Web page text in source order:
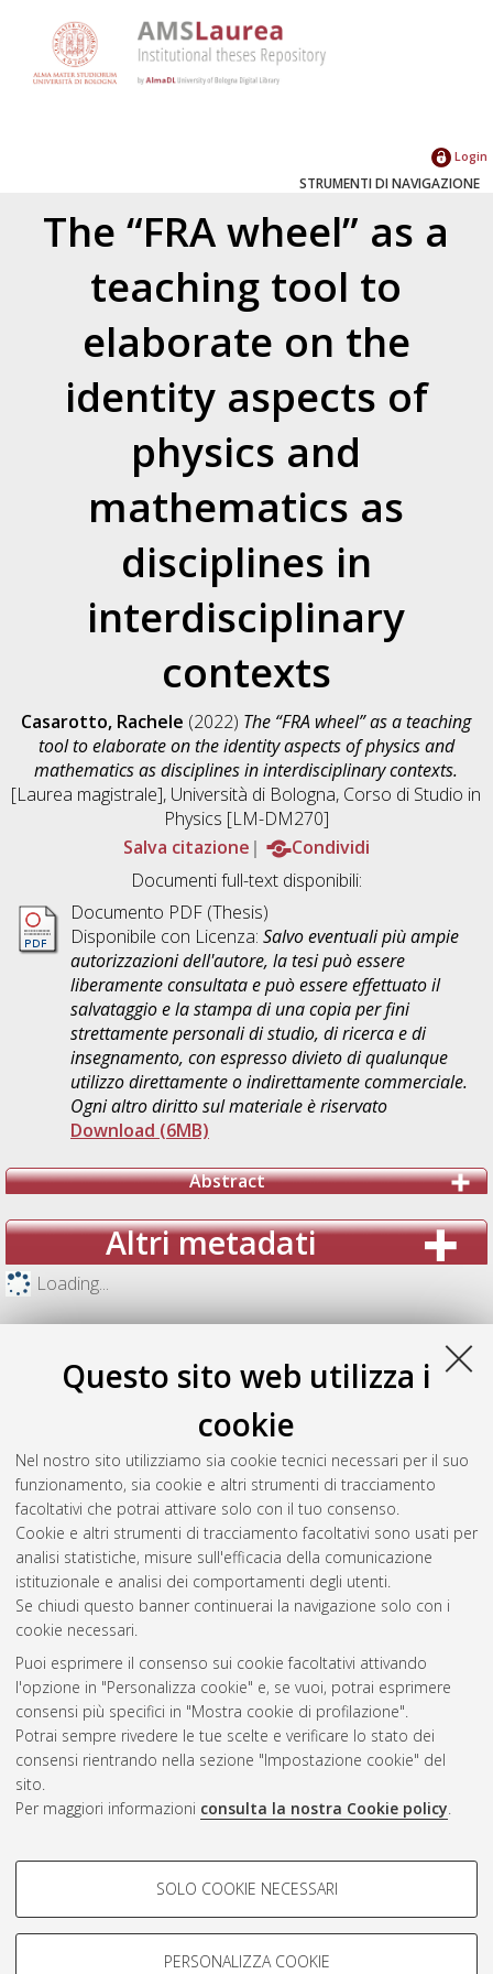
Questo sito web utilizza i
cookie
Nel nostro sito utilizziamo sia cookie tecnici necessari per il suo
funzionamento, sia cookie e altri strumenti di tracciamento
facoltativi che potrai attivare solo con il tuo consenso.
Cookie e altri strumenti di tracciamento facoltativi sono usati per
analisi statistiche, misure sull'efficacia della comunicazione
istituzionale e analisi dei comportamenti degli utenti.
Se chiudi questo banner continuerai la navigazione solo con i
cookie necessari.
Puoi esprimere il consenso sui cookie facoltativi attivando
l'opzione in "Personalizza cookie" e, se vuoi, potrai esprimere
consensi più specifici in "Mostra cookie di profilazione".
Potrai sempre rivedere le tue scelte e verificare lo stato dei
consensi rientrando nella sezione "Impostazione cookie" del
sito.
Per maggiori informazioni consulta la nostra Cookie policy.
COOKIE DI PROFILAZIONE -
Si tratta di cookie utilizzati per analizzare le caratteristiche della
navigazione degli utenti, creare profili in base al loro comportamento
SOLO COOKIE NECESSARI
PERSONALIZZA COOKIE
Login
STRUMENTI DI NAVIGAZIONE
The “FRA wheel” as a
teaching tool to
elaborate on the
identity aspects of
physics and
mathematics as
disciplines in
interdisciplinary
contexts
Casarotto, Rachele (2022) The “FRA wheel” as a teaching
tool to elaborate on the identity aspects of physics and
mathematics as disciplines in interdisciplinary contexts.
[Laurea magistrale], Università di Bologna, Corso di Studio in
Physics [LM-DM270]
Salva citazione
Condividi
Documenti full-text disponibili:
Documento PDF (Thesis)
Disponibile con Licenza: Salvo eventuali più ampie
autorizzazioni dell'autore, la tesi può essere
liberamente consultata e può essere effettuato il
salvataggio e la stampa di una copia per fini
strettamente personali di studio, di ricerca e di
insegnamento, con espresso divieto di qualunque
utilizzo direttamente o indirettamente commerciale.
Ogni altro diritto sul materiale è riservato
Download (6MB)
Abstract
Altri metadati
Loading...
Gestione del documento:
Atom
Rss 1.0
Rss 2.0
AMS Laurea
Impostazioni Cookie
Informativa sulla privacy
Condizioni d’uso del sito